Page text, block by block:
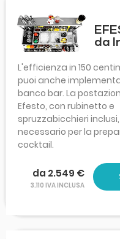
da
L'efficienza in 150
puoi anche
banco bar. La
Efesto, con rubinetto e
spruzzabicchieri
necessario per la
cocktail.
da 2.549 €
3.110 IVA INCLUSA